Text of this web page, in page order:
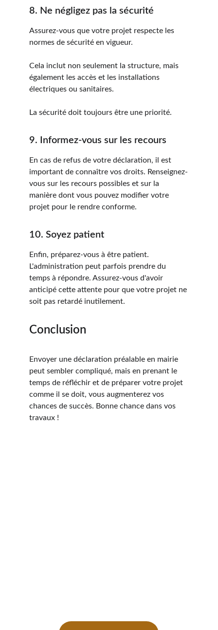
8. Ne négligez pas la sécurité
Assurez-vous que votre projet respecte les
normes de sécurité en vigueur.
Cela inclut non seulement la structure, mais
également les accès et les installations
électriques ou sanitaires.
La sécurité doit toujours être une priorité.
9. Informez-vous sur les recours
En cas de refus de votre déclaration, il est
important de connaître vos droits. Renseignez-
vous sur les recours possibles et sur la
manière dont vous pouvez modifier votre
projet pour le rendre conforme.
10. Soyez patient
Enfin, préparez-vous à être patient.
L'administration peut parfois prendre du
temps à répondre. Assurez-vous d'avoir
anticipé cette attente pour que votre projet ne
soit pas retardé inutilement.
Conclusion
Envoyer une déclaration préalable en mairie
peut sembler compliqué, mais en prenant le
temps de réfléchir et de préparer votre projet
comme il se doit, vous augmenterez vos
chances de succès. Bonne chance dans vos
travaux !